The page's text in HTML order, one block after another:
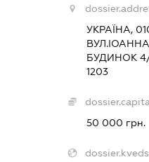
УКРАЇНА,
БУДИНОК
1203
50 000 грн.